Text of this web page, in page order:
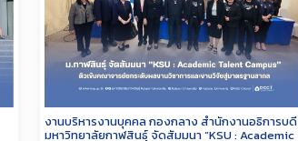
งานบริหารงานบุคคล กองกลาง สำนักงานอธิการบดี
มหาวิทยาลัยกาฬสินธุ์ จัดสัมมนา “KSU : Academic